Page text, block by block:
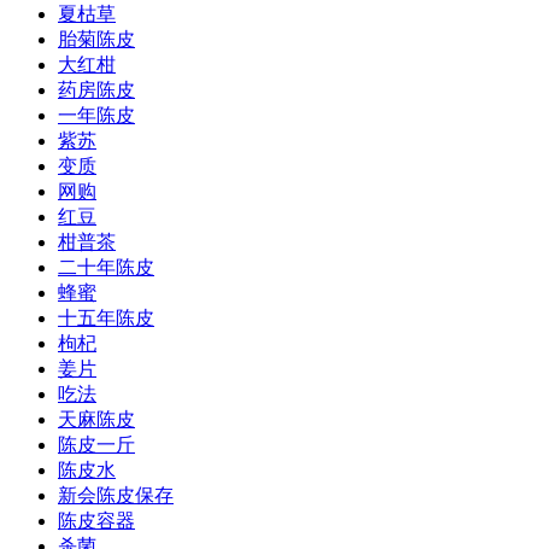
夏枯草
胎菊陈皮
大红柑
药房陈皮
一年陈皮
紫苏
变质
网购
红豆
柑普茶
二十年陈皮
蜂蜜
十五年陈皮
枸杞
姜片
吃法
天麻陈皮
陈皮一斤
陈皮水
新会陈皮保存
陈皮容器